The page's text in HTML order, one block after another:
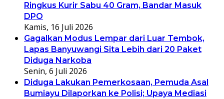
Ringkus Kurir Sabu 40 Gram, Bandar Masuk
DPO
Kamis, 16 Juli 2026
Gagalkan Modus Lempar dari Luar Tembok,
Lapas Banyuwangi Sita Lebih dari 20 Paket
Diduga Narkoba
Senin, 6 Juli 2026
Diduga Lakukan Pemerkosaan, Pemuda Asal
Bumiayu Dilaporkan ke Polisi; Upaya Mediasi